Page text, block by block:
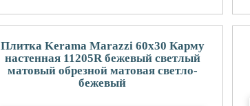
Плитка Kerama Marazzi 60x30 Карму
настенная 11205R бежевый светлый
матовый обрезной матовая светло-
бежевый